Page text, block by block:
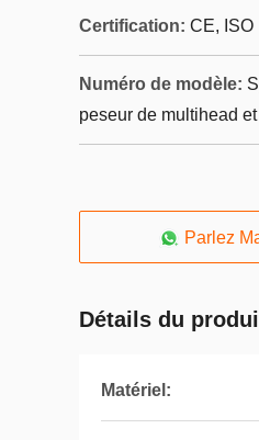
Certification: CE, ISO
Numéro de modèle:
peseur de multihead
Parlez
Détails du
Matériel: